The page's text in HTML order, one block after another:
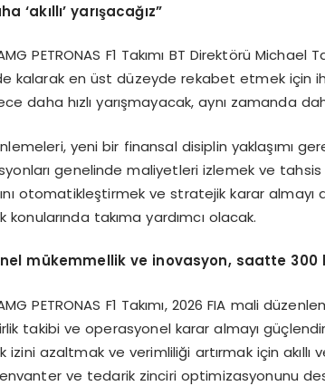
‘akıllı’yarışacağız”
PETRONAS F1 Takımı BT Direktörü Michael
kalarak en üst düzeyde rekabet etmek için
daha hızlı yarışmayacak, aynı zamanda
yeni bir finansal disiplin yaklaşımı
genelinde maliyetleri izlemek ve
otomatikleştirmek ve stratejik karar almayı
takıma yardımcı olacak.
mükemmellik ve inovasyon, saatte 300
PETRONAS F1 Takımı, 2026 FIA mali
takibi ve operasyonel karar almayı
izini azaltmak ve verimliliği artırmak için akıllı
ve tedarik zinciri optimizasyonunu